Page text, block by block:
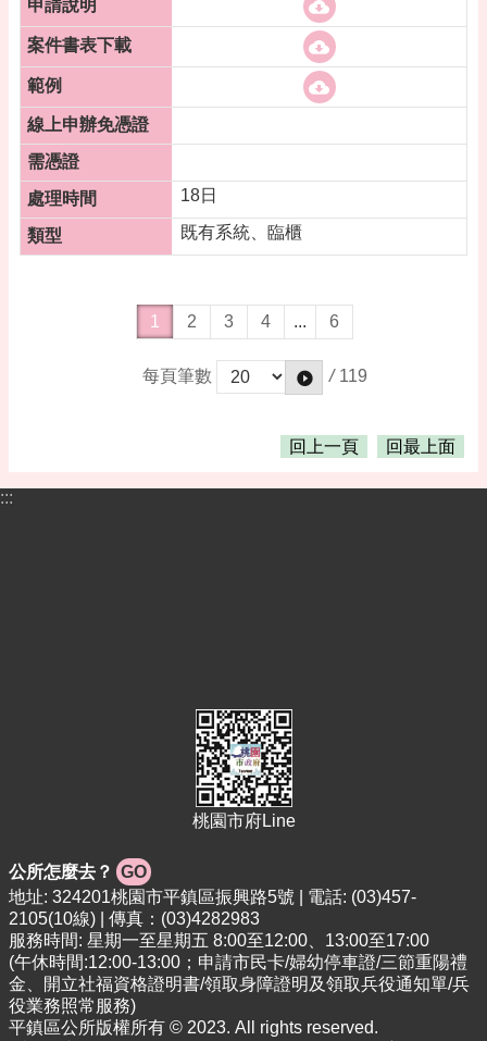
18日
既有系統、臨櫃
1 2 3 4 ... 6
每頁筆數 / 119
回上一頁 回最上面
:::
桃園市府Line
公所怎麼去？ GO
地址: 324201桃園市平鎮區振興路5號 | 電話: (03)457-
2105(10線) | 傳真：(03)4282983
服務時間: 星期一至星期五 8:00至12:00、13:00至17:00
(午休時間:12:00-13:00；申請市民卡/婦幼停車證/三節重陽禮
金、開立社福資格證明書/領取身障證明及領取兵役通知單/兵
役業務照常服務)
平鎮區公所版權所有 © 2023. All rights reserved.